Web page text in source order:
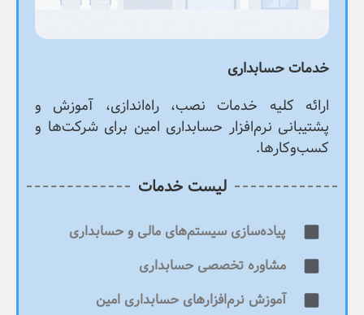
خدمات حسابداری
ارائه کلیه خدمات نصب، راه‌اندازی، آموزش و
پشتیبانی نرم‌افزار حسابداری امین برای شرکت‌ها و
کسب‌وکارها.
لیست خدمات
پیاده‌سازی سیستم‌های مالی و حسابداری
مشاوره تخصصی حسابداری
آموزش نرم‌افزارهای حسابداری امین